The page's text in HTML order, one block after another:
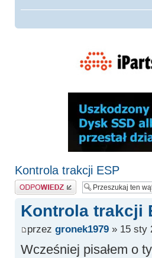
Kontrola trakcji ESP
Odpowiedz
Kontrola trakcji
przez gronek1979» 15 sty
Wcześniej pisałem o